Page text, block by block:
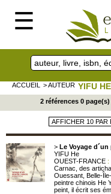
☰
ACCUEIL > AUTEUR YIFU HE
2 références 0 page(s)
> Le Voyage
YIFU He
OUEST-FRANCE :
Carnac, des
Ouessant, Belle-
peintre chinois He
peint, il écrit ses